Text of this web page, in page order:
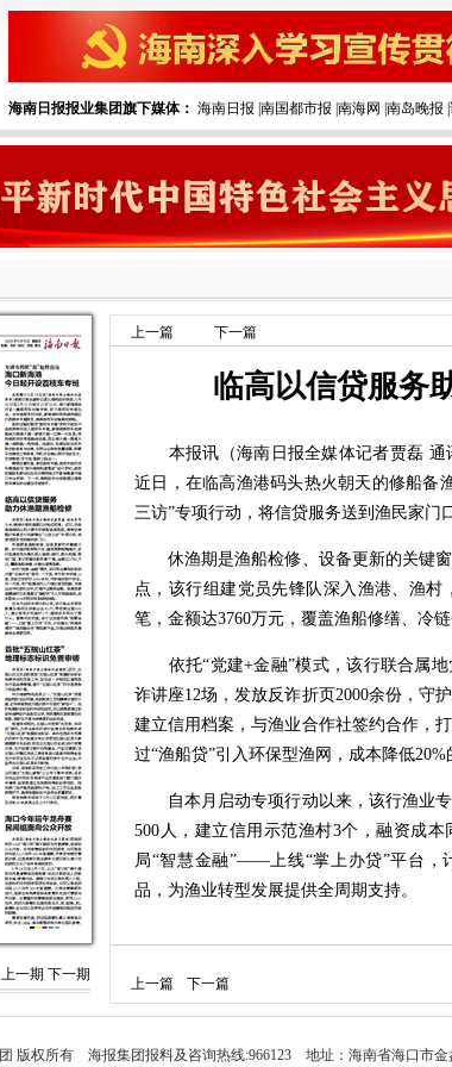
海南日报报业集团旗下媒体： 海南日报 南国都市报 南海网 南岛晚报
上一期 下一期
上一篇 下一篇
临高以信贷服务
本报讯（海南日报全媒体记者贾磊 通
近日，在临高渔港码头热火朝天的修船备
三访”专项行动，将信贷服务送到渔民家门
休渔期是渔船检修、设备更新的关键窗
点，该行组建党员先锋队深入渔港、渔
笔，金额达3760万元，覆盖渔船修缮、冷链
依托“党建+金融”模式，该行联合属地
诈讲座12场，发放反诈折页2000余份，守
建立信用档案，与渔业合作社签约合作，
过“渔船贷”引入环保型渔网，成本降低20%
自本月启动专项行动以来，该行渔业专
500人，建立信用示范渔村3个，融资成
局“智慧金融”——上线“掌上办贷”平台，
品，为渔业转型发展提供全周期支持。
上一篇 下一篇